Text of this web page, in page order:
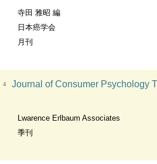
寺田 雅昭 編
日本癌学会
月刊
4 Journal of Consumer Psychology The official journal of
Lwarence Erlbaum Associates
季刊